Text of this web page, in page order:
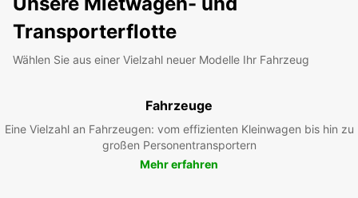
Transporterflotte
Wählen Sie aus einer Vielzahl neuer Modelle Ihr Fahrzeug
Fahrzeuge
Eine Vielzahl an Fahrzeugen: vom effizienten Kleinwagen bis hin zu
großen Personentransportern
Mehr erfahren